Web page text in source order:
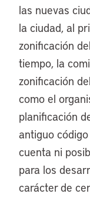
las nuevas
la ciudad, al
zonificación
tiempo, la
zonificación
como el
planificación
antiguo
cuenta ni
para los
carácter de